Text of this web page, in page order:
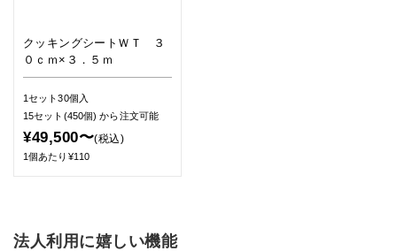
クッキングシートＷＴ ３
０ｃｍ×３．５ｍ
1セット30個入
15セット(450個)から注文可能
¥49,500〜(税込)
1個あたり¥110
法人利用に嬉しい機能